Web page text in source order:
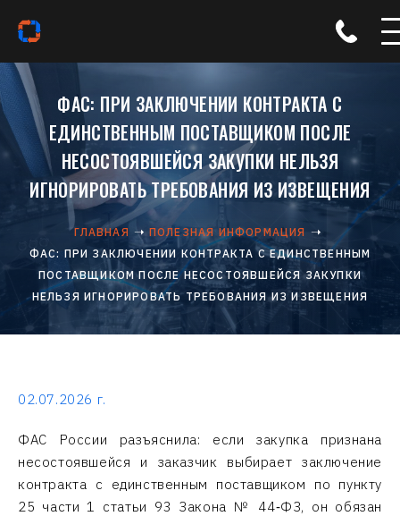
ФАС: ПРИ ЗАКЛЮЧЕНИИ КОНТРАКТА С
ЕДИНСТВЕННЫМ ПОСТАВЩИКОМ ПОСЛЕ
НЕСОСТОЯВШЕЙСЯ ЗАКУПКИ НЕЛЬЗЯ
ИГНОРИРОВАТЬ ТРЕБОВАНИЯ ИЗ ИЗВЕЩЕНИЯ
ГЛАВНАЯ
ПОЛЕЗНАЯ ИНФОРМАЦИЯ
ФАС: ПРИ ЗАКЛЮЧЕНИИ КОНТРАКТА С ЕДИНСТВЕННЫМ
ПОСТАВЩИКОМ ПОСЛЕ НЕСОСТОЯВШЕЙСЯ ЗАКУПКИ
НЕЛЬЗЯ ИГНОРИРОВАТЬ ТРЕБОВАНИЯ ИЗ ИЗВЕЩЕНИЯ
02.07.2026 г.
ФАС России разъяснила: если закупка признана
несостоявшейся и заказчик выбирает заключение
контракта с единственным поставщиком по пункту
25 части 1 статьи 93 Закона № 44‑ФЗ, он обязан